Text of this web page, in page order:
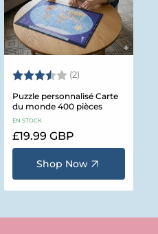
Note: (2)
Puzzle personnalisé Carte
du monde 400 pièces
EN STOCK
Prix
habituel
£19.99 GBP
Shop Now